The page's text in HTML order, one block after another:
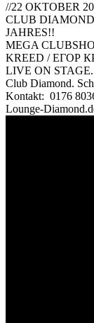
//22 OKTOBER
CLUB
JAHRES!!
MEGA
KREED / ЕГОР
LIVE ON
Club Diamond.
Kontakt: 0176
Lounge-